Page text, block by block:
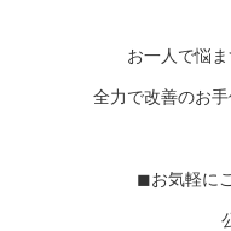
お一人で悩
全力で改善のお手
◼︎お気軽に